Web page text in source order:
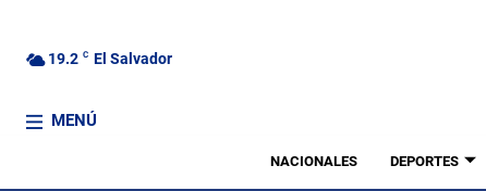
19.2 C El Salvador
MENÚ
NACIONALES DEPORTES